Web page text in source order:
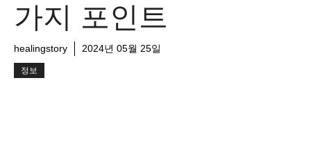
가지 포인트
healingstory 2024년 05월 25일
정보